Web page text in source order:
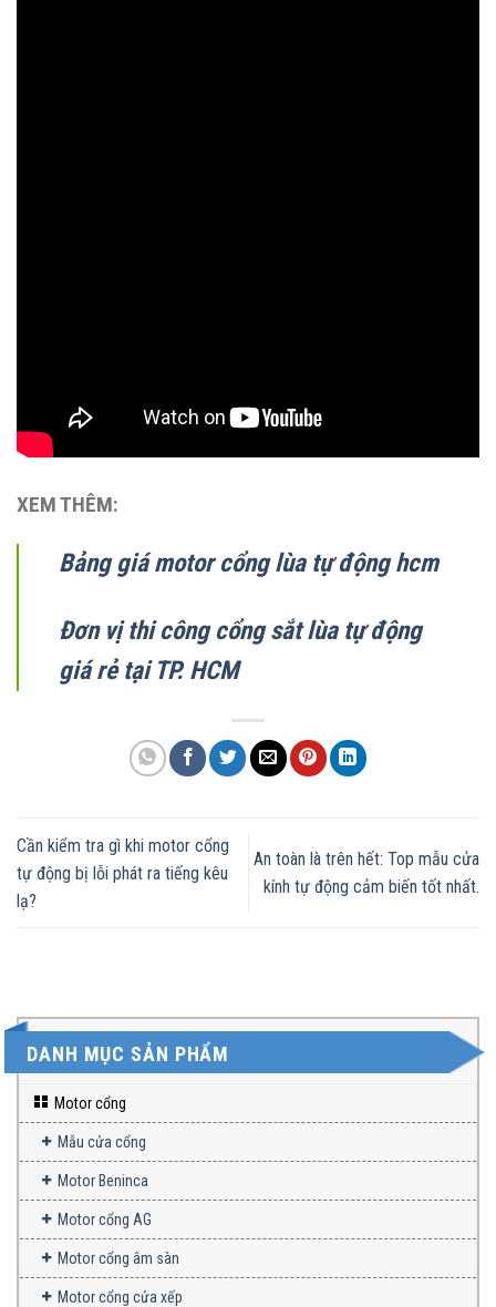
XEM THÊM:
Bảng giá motor cổng lùa tự động hcm
Đơn vị thi công cổng sắt lùa tự động
giá rẻ tại TP. HCM
Cần kiểm tra gì khi motor cổng
tự động bị lỗi phát ra tiếng kêu
lạ?
An toàn là trên hết: Top mẫu cửa
kính tự động cảm biến tốt nhất.
DANH MỤC SẢN PHẨM
Motor cổng
Mẫu cửa cổng
Motor Beninca
Motor cổng AG
Motor cổng âm sàn
Motor cổng cửa xếp